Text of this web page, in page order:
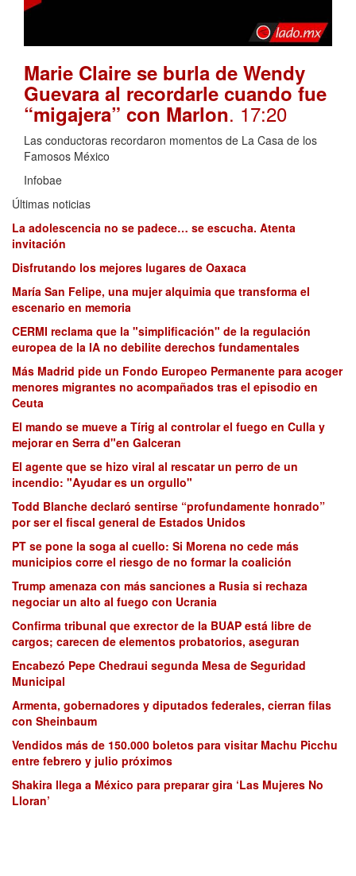
Marie Claire se burla de Wendy
Guevara al recordarle cuando fue
“migajera” con Marlon. 17:20
Las conductoras recordaron momentos de La Casa de los
Famosos México
Infobae
Últimas noticias
La adolescencia no se padece… se escucha. Atenta
invitación
Disfrutando los mejores lugares de Oaxaca
María San Felipe, una mujer alquimia que transforma el
escenario en memoria
CERMI reclama que la "simplificación" de la regulación
europea de la IA no debilite derechos fundamentales
Más Madrid pide un Fondo Europeo Permanente para acoger
menores migrantes no acompañados tras el episodio en
Ceuta
El mando se mueve a Tírig al controlar el fuego en Culla y
mejorar en Serra d"en Galceran
El agente que se hizo viral al rescatar un perro de un
incendio: "Ayudar es un orgullo"
Todd Blanche declaró sentirse “profundamente honrado”
por ser el fiscal general de Estados Unidos
PT se pone la soga al cuello: Si Morena no cede más
municipios corre el riesgo de no formar la coalición
Trump amenaza con más sanciones a Rusia si rechaza
negociar un alto al fuego con Ucrania
Confirma tribunal que exrector de la BUAP está libre de
cargos; carecen de elementos probatorios, aseguran
Encabezó Pepe Chedraui segunda Mesa de Seguridad
Municipal
Armenta, gobernadores y diputados federales, cierran filas
con Sheinbaum
Vendidos más de 150.000 boletos para visitar Machu Picchu
entre febrero y julio próximos
Shakira llega a México para preparar gira ‘Las Mujeres No
Lloran’